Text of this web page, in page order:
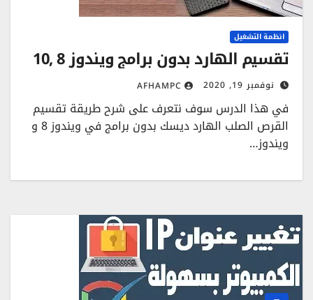
انظمة التشغيل
تقسيم الهارد بدون برامج ويندوز 8 ,10
نوفمبر 19, 2020 AFHAMPC
في هذا الدرس سوف نتعرف على شرح طريقة تقسيم
القرص الصلب الهارد ديسك بدون برامج في ويندوز 8 و
ويندوز…